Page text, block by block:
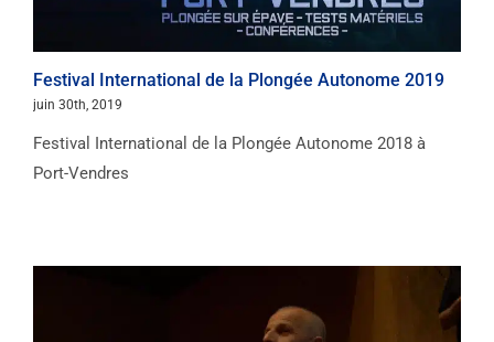
Festival International de la Plongée Autonome 2019
juin 30th, 2019
Festival International de la Plongée Autonome 2018 à
Port-Vendres